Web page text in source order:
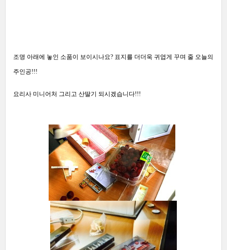
조명 아래에 놓인 소품이 보이시나요? 표지를 더더욱 귀엽게 꾸며 줄 오늘의
주인공!!!
요리사 미니어처 그리고 산딸기 되시겠습니다!!!